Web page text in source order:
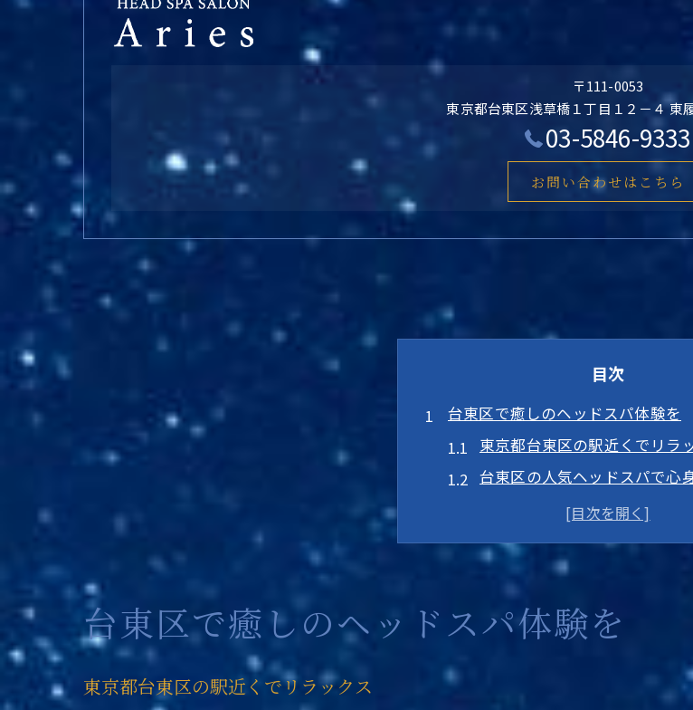
〒111-0053
東京都台東区浅草橋１丁目１２－４ 東
03-5846-9333
お問い合わせはこちら
目次
台東区で癒しのヘッドスパ体験を
東京都台東区の駅近くでリラ
台東区の人気ヘッドスパで心
アクセス良好な台東区で極上体
東京都心で忙しさを忘れるヘ
駅近便利な台東区の癒しのス
東京都台東区の隠れ家ヘッドス
駅近で手軽に癒されるヘッドスパ
台東区で駅近、手軽にリフレ
東京都台東区駅近ヘッドスパ紹
台東区で癒しのヘッドスパ体験を
東京都台東区の駅近くでリラックス